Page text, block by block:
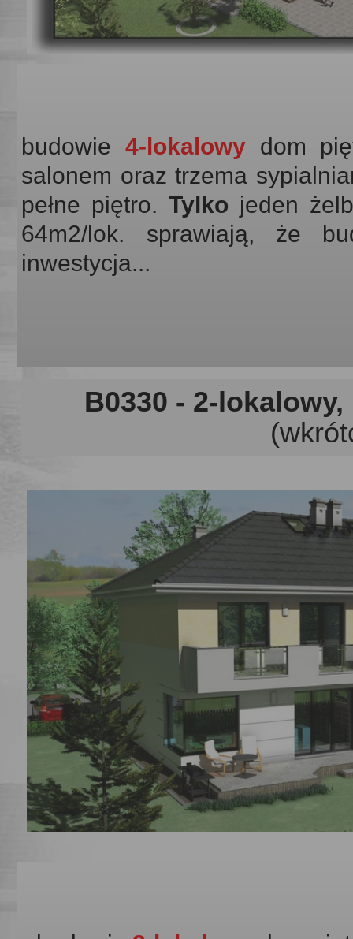
budowie4-lokalowy dom
salonem oraz trzema
pełne piętro.Tylko jeden
64m2/lok. sprawiają, że
inwestycja...
B0330 - 2-lokalowy,